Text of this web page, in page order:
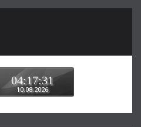
04:17:31
10.08.2026